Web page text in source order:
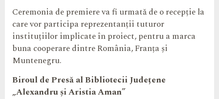
Ceremonia de premiere va fi urmată de o recepție la
care vor participa reprezentanții tuturor
instituțiilor implicate în proiect, pentru a marca
buna cooperare dintre România, Franța și
Muntenegru.
Biroul de Presă alBibliotecii Județene
„Alexandru și Aristia Aman”